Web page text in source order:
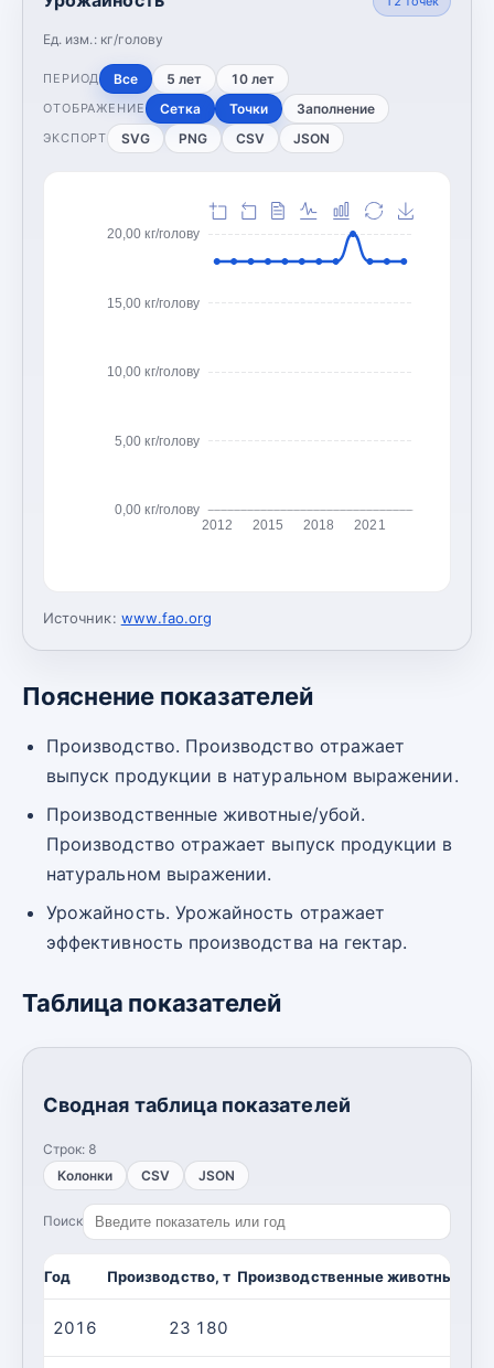
Ед. изм.: кг/голову
ПЕРИОД Все 5 лет 10 лет
ОТОБРАЖЕНИЕ Сетка Точки Заполнение
ЭКСПОРТ SVG PNG CSV JSON
0,00 кг/голову
5,00 кг/голову
10,00 кг/голову
15,00 кг/голову
20,00 кг/голову
2012 2015 2018 2021
Источник: www.fao.org
Пояснение показателей
Производство. Производство отражает
выпуск продукции в натуральном выражении.
Производственные животные/убой.
Производство отражает выпуск продукции в
натуральном выражении.
Урожайность. Урожайность отражает
эффективность производства на гектар.
Таблица показателей
Сводная таблица показателей
Строк: 8
Колонки
CSV JSON
Поиск
Год Производство, т Производственные животные/
2016 23 180